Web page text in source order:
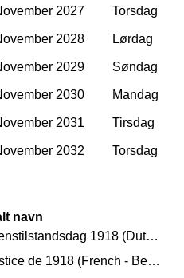
2027 Torsdag
2028 Lørdag
2029 Søndag
2030 Mandag
2031 Tirsdag
2032 Torsdag
navn
Wapenstilstandsdag 1918 (Dutch)
Armistice de 1918 (French - Belgium)